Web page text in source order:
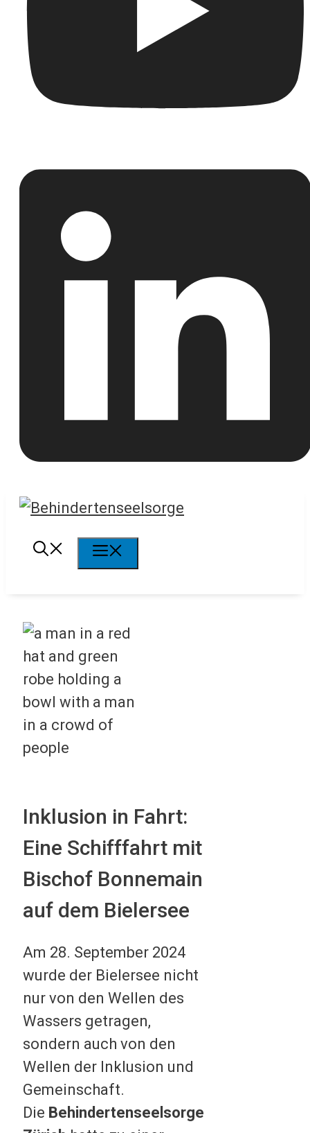
Inklusion in Fahrt:
Eine Schifffahrt mit
Bischof Bonnemain
auf dem Bielersee
Am 28. September 2024
wurde der Bielersee nicht
nur von den Wellen des
Wassers getragen,
sondern auch von den
Wellen der Inklusion und
Gemeinschaft.
Die Behindertenseelsorge